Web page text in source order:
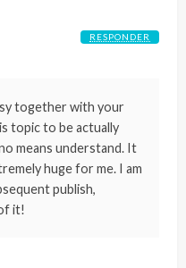
together with your
topic to be actually
means understand. It
huge for me. I am
publish,
it!
RESPONDER